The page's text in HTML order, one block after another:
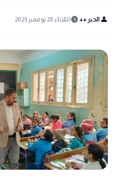
person الخبر ++ schedule الثلاثاء 28 نوفمبر 2023